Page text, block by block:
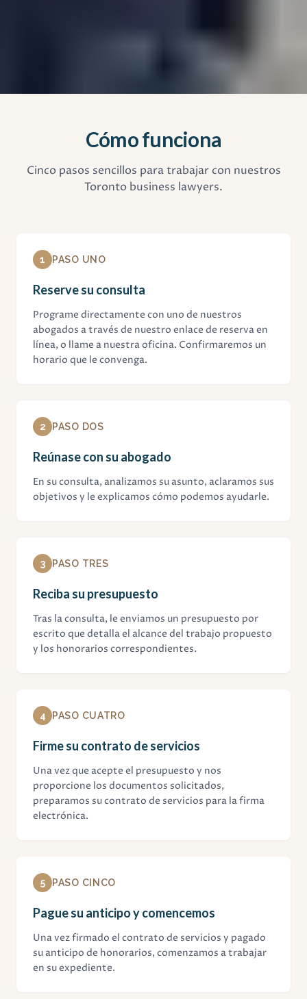
Cómo funciona
Cinco pasos sencillos para trabajar con nuestros
Toronto business lawyers.
1 PASO UNO
Reserve su consulta
Programe directamente con uno de nuestros
abogados a través de nuestro enlace de reserva en
línea, o llame a nuestra oficina. Confirmaremos un
horario que le convenga.
2 PASO DOS
Reúnase con su abogado
En su consulta, analizamos su asunto, aclaramos sus
objetivos y le explicamos cómo podemos ayudarle.
3 PASO TRES
Reciba su presupuesto
Tras la consulta, le enviamos un presupuesto por
escrito que detalla el alcance del trabajo propuesto
y los honorarios correspondientes.
4 PASO CUATRO
Firme su contrato de servicios
Una vez que acepte el presupuesto y nos
proporcione los documentos solicitados,
preparamos su contrato de servicios para la firma
electrónica.
5 PASO CINCO
Pague su anticipo y comencemos
Una vez firmado el contrato de servicios y pagado
su anticipo de honorarios, comenzamos a trabajar
en su expediente.